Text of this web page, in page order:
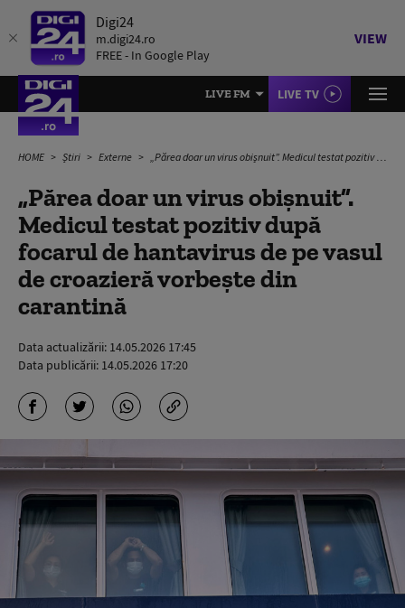
Digi24
m.digi24.ro
FREE - In Google Play
VIEW
LIVE FM LIVE TV
HOME Știri Externe „Părea doar un virus obișnuit”. Medicul testat pozitiv după focarul de hantavirus de pe vasul de croazieră vorbește din carantină
„Părea doar un virus obișnuit”.
Medicul testat pozitiv după
focarul de hantavirus de pe vasul
de croazieră vorbește din
carantină
Data actualizării: 14.05.2026 17:45
Data publicării: 14.05.2026 17:20